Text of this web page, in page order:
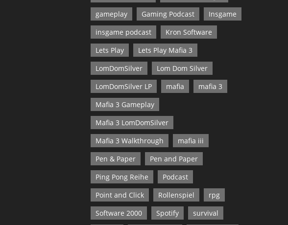
gameplay
Gaming Podcast
Insgame
insgame podcast
Kron Software
Lets Play
Lets Play Mafia 3
LomDomSilver
Lom Dom Silver
LomDomSilver LP
mafia
mafia 3
Mafia 3 Gameplay
Mafia 3 LomDomSilver
Mafia 3 Walkthrough
mafia iii
Pen & Paper
Pen and Paper
Ping Pong Reihe
Podcast
Point and Click
Rollenspiel
rpg
Software 2000
Spotify
survival